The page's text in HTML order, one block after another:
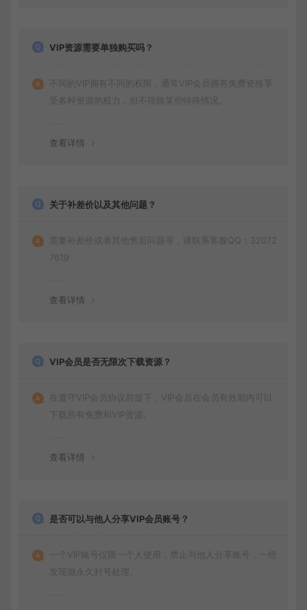
VIP资源需要单独购买吗？
不同的VIP拥有不同的权限，通常VIP会员拥有免费资格享
受各种资源的权力，但不排除某些特殊情况。
查看详情
关于补差价以及其他问题？
需要补差价或者其他售后问题等，请联系客服QQ：32072
7619
查看详情
VIP会员是否无限次下载资源？
在遵守VIP会员协议前提下，VIP会员在会员有效期内可以
下载所有免费和VIP资源。
查看详情
是否可以与他人分享VIP会员账号？
一个VIP账号仅限一个人使用，禁止与他人分享账号，一经
发现做永久封号处理。